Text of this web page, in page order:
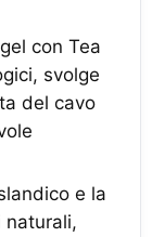
con Tea
svolge
del cavo
e la
naturali,